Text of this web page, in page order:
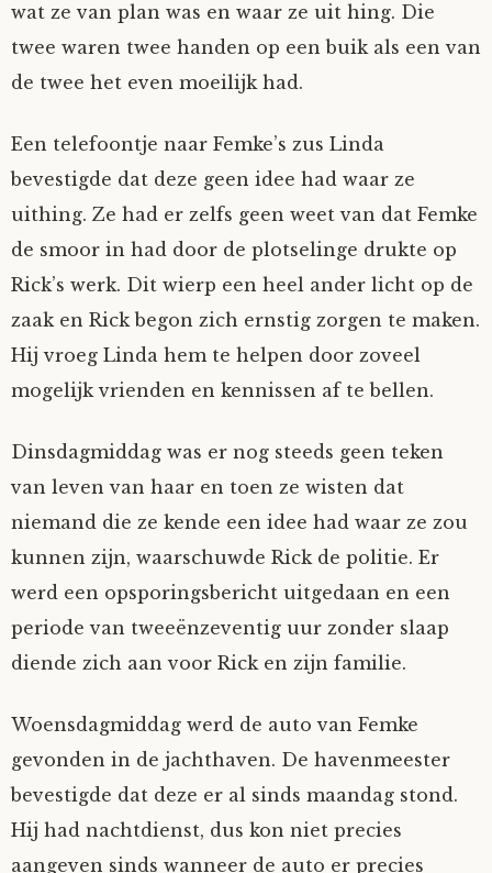
wat ze van plan was en waar ze uit hing. Die
twee waren twee handen op een buik als een van
de twee het even moeilijk had.
Een telefoontje naar Femke’s zus Linda
bevestigde dat deze geen idee had waar ze
uithing. Ze had er zelfs geen weet van dat Femke
de smoor in had door de plotselinge drukte op
Rick’s werk. Dit wierp een heel ander licht op de
zaak en Rick begon zich ernstig zorgen te maken.
Hij vroeg Linda hem te helpen door zoveel
mogelijk vrienden en kennissen af te bellen.
Dinsdagmiddag was er nog steeds geen teken
van leven van haar en toen ze wisten dat
niemand die ze kende een idee had waar ze zou
kunnen zijn, waarschuwde Rick de politie. Er
werd een opsporingsbericht uitgedaan en een
periode van tweeënzeventig uur zonder slaap
diende zich aan voor Rick en zijn familie.
Woensdagmiddag werd de auto van Femke
gevonden in de jachthaven. De havenmeester
bevestigde dat deze er al sinds maandag stond.
Hij had nachtdienst, dus kon niet precies
aangeven sinds wanneer de auto er precies